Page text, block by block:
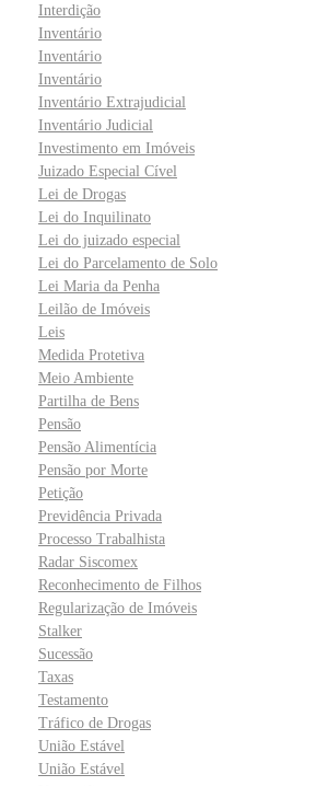
Interdição
Inventário
Inventário
Inventário
Inventário Extrajudicial
Inventário Judicial
Investimento em Imóveis
Juizado Especial Cível
Lei de Drogas
Lei do Inquilinato
Lei do juizado especial
Lei do Parcelamento de Solo
Lei Maria da Penha
Leilão de Imóveis
Leis
Medida Protetiva
Meio Ambiente
Partilha de Bens
Pensão
Pensão Alimentícia
Pensão por Morte
Petição
Previdência Privada
Processo Trabalhista
Radar Siscomex
Reconhecimento de Filhos
Regularização de Imóveis
Stalker
Sucessão
Taxas
Testamento
Tráfico de Drogas
União Estável
União Estável